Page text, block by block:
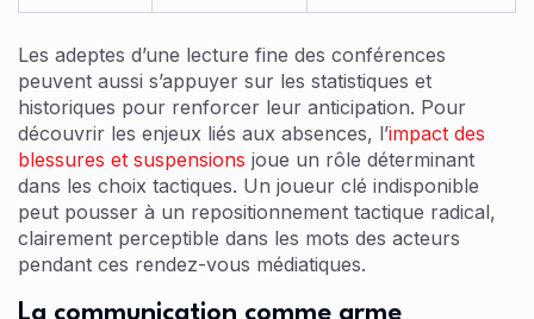
Les adeptes d’une lecture fine des conférences
peuvent aussi s’appuyer sur les statistiques et
historiques pour renforcer leur anticipation. Pour
découvrir les enjeux liés aux absences, l’impact des
blessures et suspensions joue un rôle déterminant
dans les choix tactiques. Un joueur clé indisponible
peut pousser à un repositionnement tactique radical,
clairement perceptible dans les mots des acteurs
pendant ces rendez-vous médiatiques.
La communication comme arme